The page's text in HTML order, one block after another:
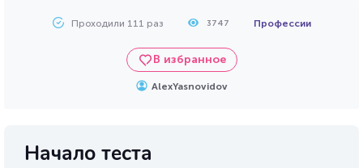
Проходили 111 раз 3747 Профессии
В избранное
AlexYasnovidov
Начало теста